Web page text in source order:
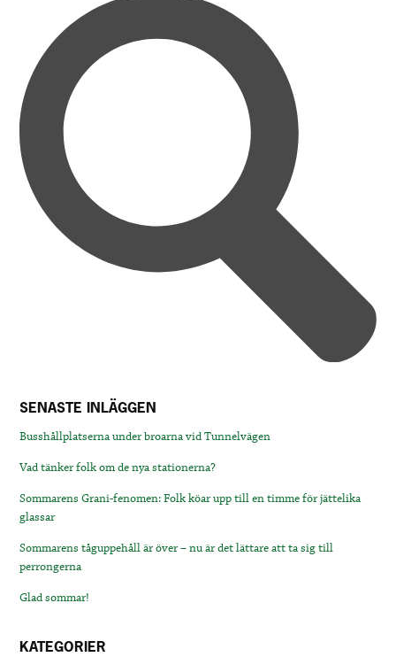
SENASTE INLÄGGEN
Busshållplatserna under broarna vid Tunnelvägen
Vad tänker folk om de nya stationerna?
Sommarens Grani-fenomen: Folk köar upp till en timme för jättelika
glassar
Sommarens tåguppehåll är över – nu är det lättare att ta sig till
perrongerna
Glad sommar!
KATEGORIER